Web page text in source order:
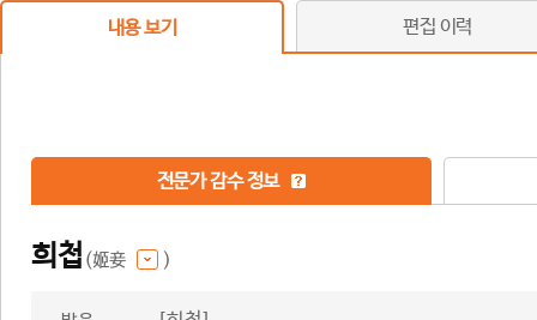
내용 보기 편집 이력
전문가 감수 정보
희첩 (姬妾 )